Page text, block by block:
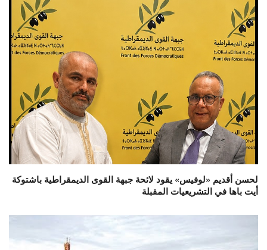
لحسن أقديم «لوفيس» يقود لائحة جبهة القوى الديمقراطية باشتوكة
أيت باها في التشريعيات المقبلة